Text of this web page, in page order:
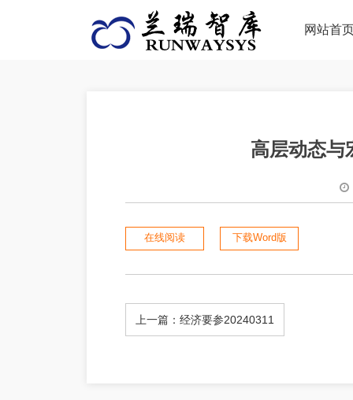
网站首
高层动态与
在线阅读 下载Word版
上一篇：经济要参20240311